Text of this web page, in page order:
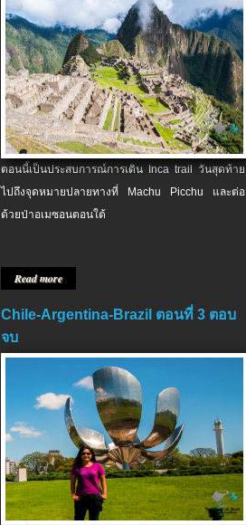
ตอนนี้เป็นประสบการณ์การเดิน Inca trail วันสุดท้าย
ไปถึงจุดหมายปลายทางที่ Machu Picchu และต่อ
ด้วยป่าอเมซอนตอนใต้
Read more
Chile-Argentina-Brazil ตอนที่ 3 ตอบ
จบ